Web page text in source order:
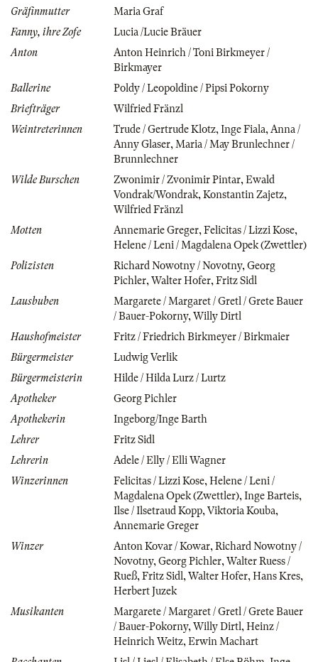
Gräfinmutter
Maria Graf
Fanny, ihre Zofe
Lucia /Lucie Bräuer
Anton
Anton Heinrich / Toni Birkmeyer /
Birkmayer
Ballerine
Poldy / Leopoldine / Pipsi Pokorny
Briefträger
Wilfried Fränzl
Weintreterinnen
Trude / Gertrude Klotz, Inge Fiala, Anna /
Anny Glaser, Maria / May Brunlechner /
Brunnlechner
Wilde Burschen
Zwonimir / Zvonimir Pintar, Ewald
Vondrak/Wondrak, Konstantin Zajetz,
Wilfried Fränzl
Motten
Annemarie Greger, Felicitas / Lizzi Kose,
Helene / Leni / Magdalena Opek (Zwettler)
Polizisten
Richard Nowotny / Novotny, Georg
Pichler, Walter Hofer, Fritz Sidl
Lausbuben
Margarete / Margaret / Gretl / Grete Bauer
/ Bauer-Pokorny, Willy Dirtl
Haushofmeister
Fritz / Friedrich Birkmeyer / Birkmaier
Bürgermeister
Ludwig Verlik
Bürgermeisterin
Hilde / Hilda Lurz / Lurtz
Apotheker
Georg Pichler
Apothekerin
Ingeborg/Inge Barth
Lehrer
Fritz Sidl
Lehrerin
Adele / Elly / Elli Wagner
Winzerinnen
Felicitas / Lizzi Kose, Helene / Leni /
Magdalena Opek (Zwettler), Inge Barteis,
Ilse / Ilsetraud Kopp, Viktoria Kouba,
Annemarie Greger
Winzer
Anton Kovar / Kowar, Richard Nowotny /
Novotny, Georg Pichler, Walter Ruess /
Rueß, Fritz Sidl , Walter Hofer, Hans Kres,
Herbert Juzek
Musikanten
Margarete / Margaret / Gretl / Grete Bauer
/ Bauer-Pokorny, Willy Dirtl , Heinz /
Heinrich Weitz, Erwin Machart